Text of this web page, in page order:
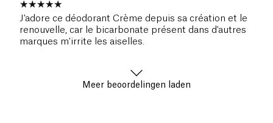
J'adore ce déodorant Crème depuis sa création et le
renouvelle, car le bicarbonate présent dans d'autres
marques m'irrite les aiselles.
Meer beoordelingen laden